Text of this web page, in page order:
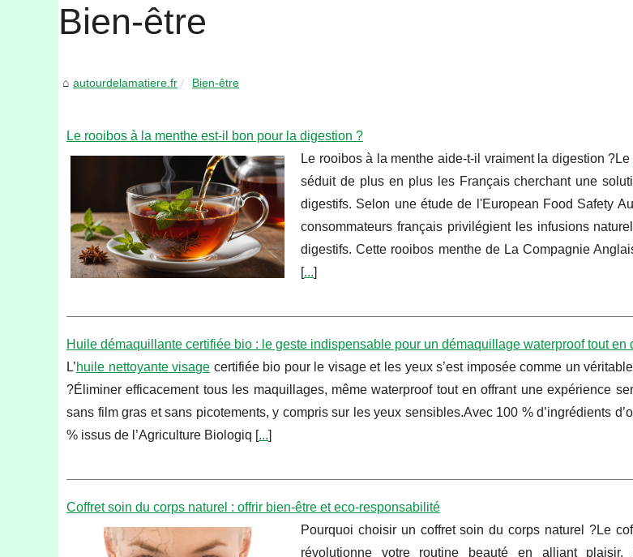
Bien-être
autourdelamatiere.fr Bien-être
Le rooibos à la menthe est-il bon pour la digestion ?
Le rooibos à la menthe aide-t-il vraiment la digestion ?Le
séduit de plus en plus les Français cherchant une
digestifs. Selon une étude de l'European Food Safety
consommateurs français privilégient les infusions
digestifs. Cette rooibos menthe de La Compagnie
[...]
Huile démaquillante certifiée bio : le geste indispensable pour un démaquillage waterproof tout en
L’huile nettoyante visage certifiée bio pour le visage et les yeux s’est imposée comme un
?Éliminer efficacement tous les maquillages, même waterproof tout en offrant une expérience
sans film gras et sans picotements, y compris sur les yeux sensibles.Avec 100 % d’ingrédients
% issus de l’Agriculture Biologiq [...]
Coffret soin du corps naturel : offrir bien‑être et eco‑responsabilité
Pourquoi choisir un coffret soin du corps naturel ?Le
révolutionne votre routine beauté en alliant